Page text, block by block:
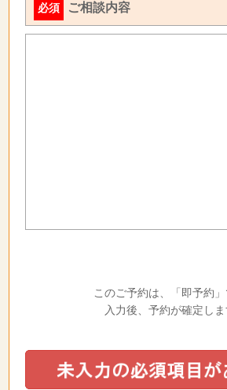
必須 ご相談内容
このご予約は、「即予約」
入力後、予約が確定しま